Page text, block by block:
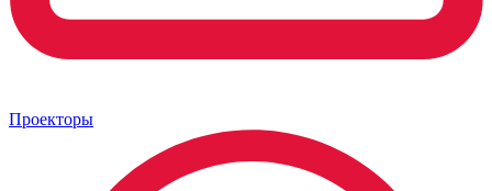
Проекторы